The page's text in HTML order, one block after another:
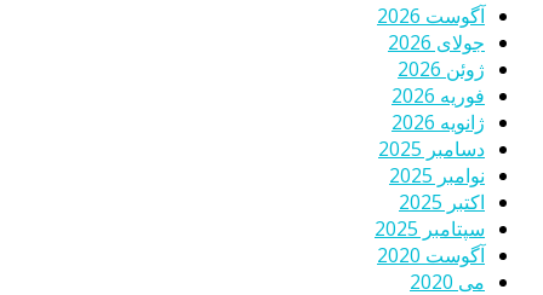
آگوست 2026
جولای 2026
ژوئن 2026
فوریه 2026
ژانویه 2026
دسامبر 2025
نوامبر 2025
اکتبر 2025
سپتامبر 2025
آگوست 2020
می 2020